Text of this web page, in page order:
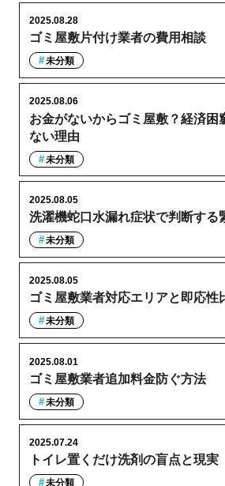
ゴミ屋敷片付け業者の費用相談
2025.08.28
未分類
お金がないからゴミ屋敷？経済困
ない理由
2025.08.06
未分類
洗濯機蛇口水漏れ症状で判断する
2025.08.05
未分類
ゴミ屋敷業者対応エリアと即応性
2025.08.05
未分類
ゴミ屋敷業者追加料金防ぐ方法
2025.08.01
未分類
トイレ置くだけ洗剤の盲点と現実
2025.07.24
未分類